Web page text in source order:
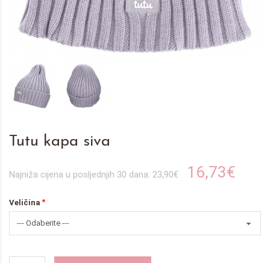
Tutu kapa siva
Najniža cijena u posljednjih 30 dana: 23,90€ 16,73€
Veličina